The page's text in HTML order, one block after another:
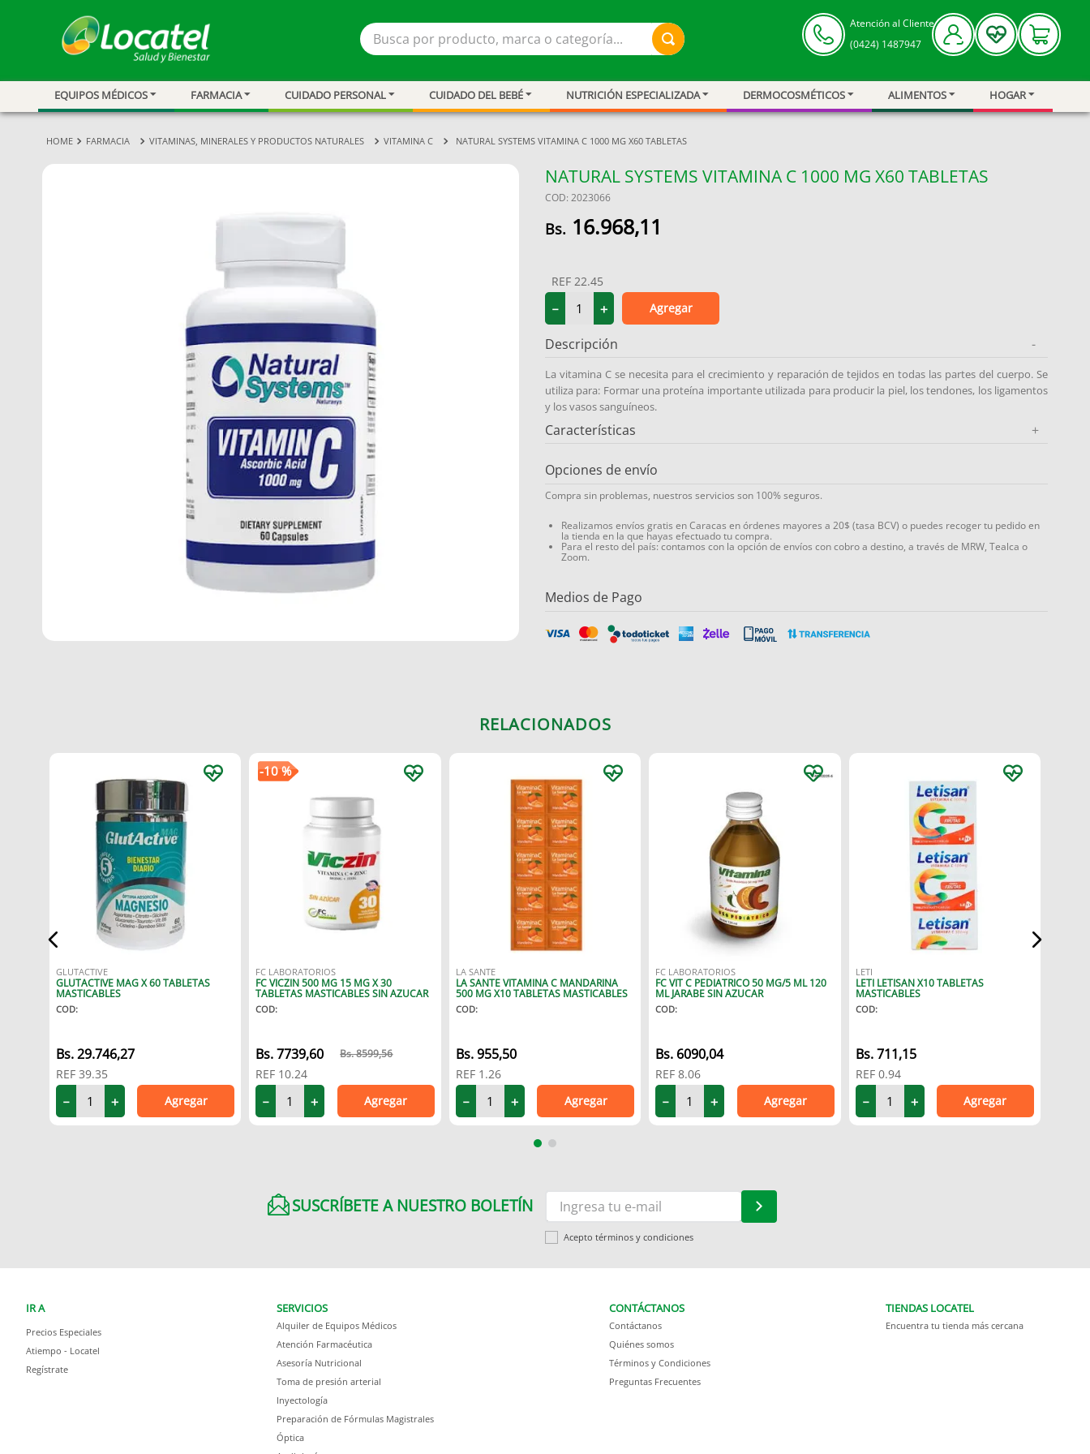
Busca por producto, marca o categoría...
Atención al Cliente
(0424) 1487947
EQUIPOS MÉDICOS FARMACIA CUIDADO PERSONAL CUIDADO DEL BEBÉ NUTRICIÓN ESPECIALIZADA DERMOCOSMÉTICOS ALIMENTOS HOGAR
FARMACIA VITAMINAS, MINERALES Y PRODUCTOS NATURALES VITAMINA C NATURAL SYSTEMS VITAMINA C 1000 MG X60 TABLETAS
NATURAL SYSTEMS VITAMINA C 1000 MG X60 TABLETAS
COD: 2023066
16.968,11
REF 22.45
＋
－ Agregar
Descripción -
La vitamina C se necesita para el crecimiento y reparación de tejidos en todas las partes del cuerpo. Se
utiliza para: Formar una proteína importante utilizada para producir la piel, los tendones, los ligamentos
y los vasos sanguíneos.
Características +
Opciones de envío
Compra sin problemas, nuestros servicios son 100% seguros.
Realizamos envíos gratis en Caracas en órdenes mayores a 20$ (tasa BCV) o puedes recoger tu pedido en
la tienda en la que hayas efectuado tu compra.
Para el resto del país: contamos con la opción de envíos con cobro a destino, a través de MRW, Tealca o
Zoom.
Medios de Pago
RELACIONADOS
GLUTACTIVE
GLUTACTIVE MAG X 60 TABLETAS
MASTICABLES
COD:
29.746,27
REF 39.35
＋
－ Agregar
-10 %
FC LABORATORIOS
FC VICZIN 500 MG 15 MG X 30
TABLETAS MASTICABLES SIN AZUCAR
COD:
7739,60 8599,56
REF 10.24
＋
－ Agregar
LA SANTE
LA SANTE VITAMINA C MANDARINA
500 MG X10 TABLETAS MASTICABLES
COD:
955,50
REF 1.26
＋
－ Agregar
FC LABORATORIOS
FC VIT C PEDIATRICO 50 MG/5 ML 120
ML JARABE SIN AZUCAR
COD:
6090,04
REF8.06
＋
－ Agregar
LETI
LETI LETISAN X10 TABLETAS
MASTICABLES
COD:
711,15
REF 0.94
＋
－ Agregar
SUSCRÍBETE A NUESTRO BOLETÍN
Acepto términos y condiciones
IR A
Precios Especiales
Atiempo - Locatel
Regístrate
SERVICIOS
Alquiler de Equipos Médicos
Atención Farmacéutica
Asesoría Nutricional
Toma de presión arterial
Inyectología
Preparación de Fórmulas Magistrales
Óptica
CONTÁCTANOS
Contáctanos
Quiénes somos
Términos y Condiciones
Preguntas Frecuentes
TIENDAS LOCATEL
Encuentra tu tienda más cercana
3.
tensiometro
5.
vitamina
7.
champu
miovit
medias compresión
10. protector solar